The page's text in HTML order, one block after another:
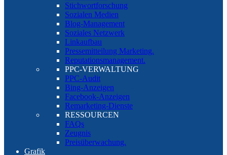
Stichwortforschung
Sozialen Medien
Blog-Management
Soziales Netzwerk
Linkaufbau
Pressemitteilung Marketing.
Reputationsmanagement.
PPC-VERWALTUNG
PPC-Audit
Bing-Anzeigen
Facebook-Anzeigen
Remarketing-Dienste
RESSOURCEN
FAQs
Zeugnis
Preisüberwachung.
Grafik